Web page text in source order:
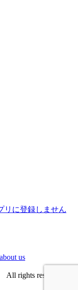
リに登録しません
about us
rights reserved.